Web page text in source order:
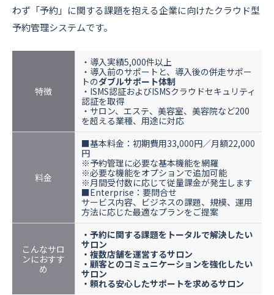
わず「予約」に関する課題を抱える企業に向けたクラウド型
予約管理システムです。
特徴
・導入実績5,000件以上
・導入前のサポートと、導入後の併走サポー
トのダブルサポート体制
・ISMS認証およびISMSクラウドセキュリティ
認証を取得
・サロン、エステ、美容室、美容院など200
を超える業種、用途に対応
料金
■基本料金：初期費用33,000円／月額22,000
円
※予約管理に必要な基本機能を網羅
※必要な機能をオプションで追加可能
※月間受付数に応じて従量課金が発生します
■Enterprise：要問合せ
サービス内容、ビジネスの課題、規模、運用
方法に応じた最適なプランをご提案
こんなサロ
ンにおすす
め
・予約に関する課題をトータルで解決したい
サロン
・複数店舗を運営するサロン
・顧客とのコミュニケーションを強化したい
サロン
・頼れる安心したサポートを求めるサロン